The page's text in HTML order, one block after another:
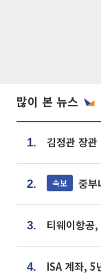
많이 본 뉴스
1.
2. 속보 중부
3.
4. ISA 계좌, 5